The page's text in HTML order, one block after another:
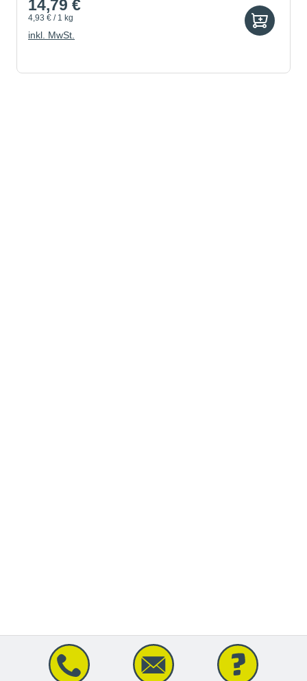
14,79 €
4,93 € / 1 kg
inkl. MwSt.